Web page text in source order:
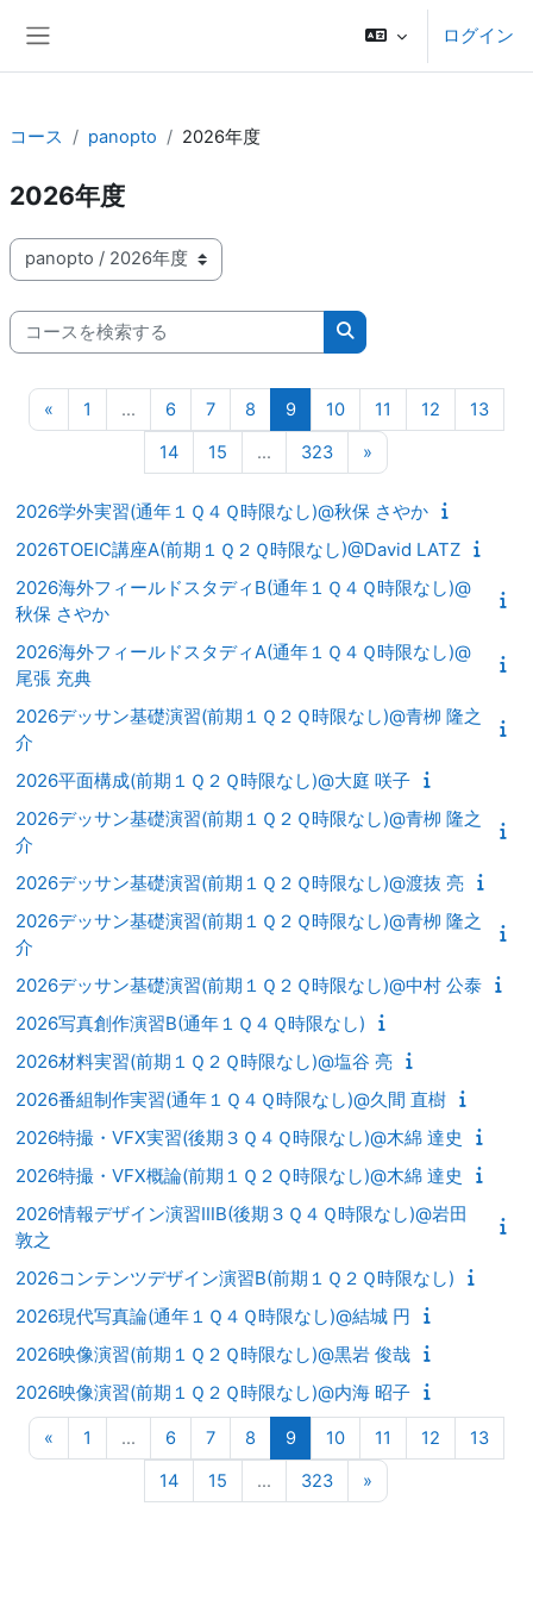
ログイン
コース panopto 2026年度
2026年度
コースカテゴリ
コースを検索する
コースを検索する
« 前のページ
1 ページ 1
… 6ページ 6
7ページ 7
8 ページ 8
9ページ 9
10ページ 10
11 ページ 11
12 ページ 12
13ペー
14ページ 14
15 ページ 15
… 323ページ 323
»
2026学外実習(通年１Ｑ４Ｑ時限なし)@秋保 さやか
2026TOEIC講座A(前期１Ｑ２Ｑ時限なし)@David LATZ
2026海外フィールドスタディB(通年１Ｑ４Ｑ時限なし)@
秋保 さやか
2026海外フィールドスタディA(通年１Ｑ４Ｑ時限なし)@
尾張 充典
2026デッサン基礎演習(前期１Ｑ２Ｑ時限なし)@青栁 隆之
介
2026平面構成(前期１Ｑ２Ｑ時限なし)@大庭 咲子
2026デッサン基礎演習(前期１Ｑ２Ｑ時限なし)@青栁 隆之
介
2026デッサン基礎演習(前期１Ｑ２Ｑ時限なし)@渡抜 亮
2026デッサン基礎演習(前期１Ｑ２Ｑ時限なし)@青栁 隆之
介
2026デッサン基礎演習(前期１Ｑ２Ｑ時限なし)@中村 公泰
2026写真創作演習B(通年１Ｑ４Ｑ時限なし)
2026材料実習(前期１Ｑ２Ｑ時限なし)@塩谷 亮
2026番組制作実習(通年１Ｑ４Ｑ時限なし)@久間 直樹
2026特撮・VFX実習(後期３Ｑ４Ｑ時限なし)@木綿 達史
2026特撮・VFX概論(前期１Ｑ２Ｑ時限なし)@木綿 達史
2026情報デザイン演習ⅢB(後期３Ｑ４Ｑ時限なし)@岩田
敦之
2026コンテンツデザイン演習B(前期１Ｑ２Ｑ時限なし)
2026現代写真論(通年１Ｑ４Ｑ時限なし)@結城 円
2026映像演習(前期１Ｑ２Ｑ時限なし)@黒岩 俊哉
2026映像演習(前期１Ｑ２Ｑ時限なし)@内海 昭子
« 前のページ
1 ページ 1
… 6ページ 6
7ページ 7
8 ページ 8
9ページ 9
10ページ 10
11 ページ 11
12 ページ 12
13ペー
14ページ 14
15 ページ 15
… 323ページ 323
»